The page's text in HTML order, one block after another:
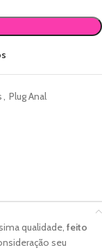
, Plug Anal
qualidade, feito
seu